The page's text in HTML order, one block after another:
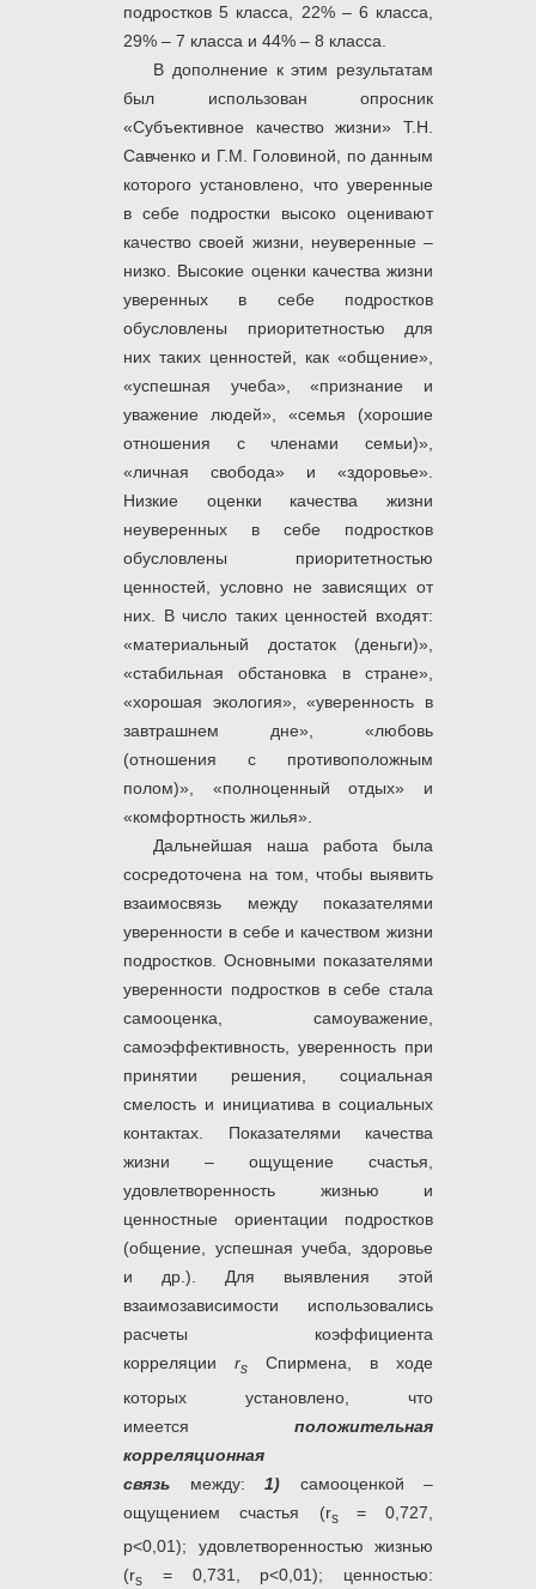
подростков 5 класса, 22% – 6 класса,
29% – 7 класса и 44% – 8 класса.
В дополнение к этим результатам
был использован опросник
«Субъективное качество жизни» Т.Н.
Савченко и Г.М. Головиной, по данным
которого установлено, что уверенные
в себе подростки высоко оценивают
качество своей жизни, неуверенные –
низко. Высокие оценки качества жизни
уверенных в себе подростков
обусловлены приоритетностью для
них таких ценностей, как «общение»,
«успешная учеба», «признание и
уважение людей», «семья (хорошие
отношения с членами семьи)»,
«личная свобода» и «здоровье».
Низкие оценки качества жизни
неуверенных в себе подростков
обусловлены приоритетностью
ценностей, условно не зависящих от
них. В число таких ценностей входят:
«материальный достаток (деньги)»,
«стабильная обстановка в стране»,
«хорошая экология», «уверенность в
завтрашнем дне», «любовь
(отношения с противоположным
полом)», «полноценный отдых» и
«комфортность жилья».
Дальнейшая наша работа была
сосредоточена на том, чтобы выявить
взаимосвязь между показателями
уверенности в себе и качеством жизни
подростков. Основными показателями
уверенности подростков в себе стала
самооценка, самоуважение,
самоэффективность, уверенность при
принятии решения, социальная
смелость и инициатива в социальных
контактах. Показателями качества
жизни – ощущение счастья,
удовлетворенность жизнью и
ценностные ориентации подростков
(общение, успешная учеба, здоровье
и др.). Для выявления этой
взаимозависимости использовались
расчеты коэффициента
корреляции rs
Спирмена, в ходе
которых установлено, что
имеется положительная
корреляционная
связь между: 1) самооценкой –
ощущением счастья (rs
= 0,727,
р<0,01); удовлетворенностью жизнью
(rs = 0,731, р<0,01); ценностью: